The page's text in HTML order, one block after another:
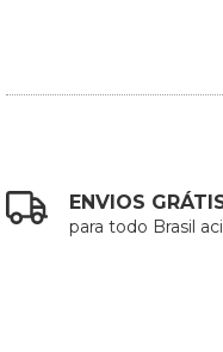
ENVIOS
para todo Brasil